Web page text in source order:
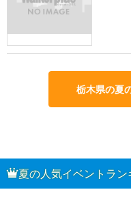
栃木県の夏
夏の人気イベントラン